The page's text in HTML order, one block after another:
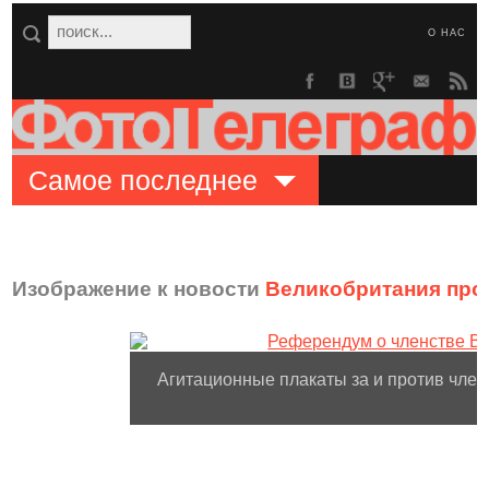
О НАС
Самое последнее
Изображение к новости Великобритания
Агитационные плакаты за и против